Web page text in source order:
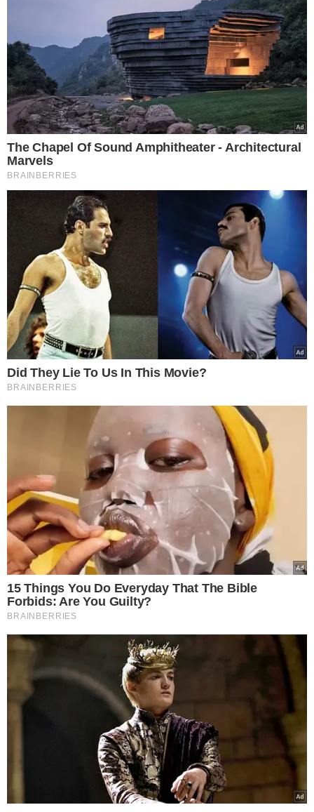
A 1ª Delegacia de Polícia de Campo Maior
orienta a população a buscar sempre os
meios legais e pacíficos para a solução
de conflitos. A autocomposição, a
mediação, o registro de boletim de
ocorrência na delegacia e a busca pela
reparação junto ao Poder Judiciário são
alternativas seguras e dentro da
legalidade para garantir os direitos de
cada cidadão. A chamada Justiça com as
próprias mãos é ilegal e pode acarretar
sérias consequências para quem a
pratica, pontuou o delegado Carlos
Júnior.
TÓPICOS
PIAUÍ LESÃO CORPORAL
DISPUTA TERRAS
DECEPAR MÃO
VER COMENTÁRIOS